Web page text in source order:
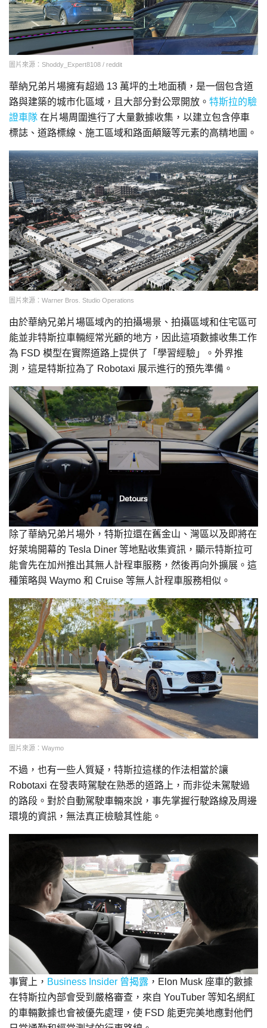
圖片來源：Shoddy_Expert8108 / reddit
華納兄弟片場擁有超過 13 萬坪的土地面積，是一個包含道
路與建築的城市化區域，且大部分對公眾開放。 特斯拉的驗
證車隊 在片場周圍進行了大量數據收集，以建立包含停車
標誌、道路標線、施工區域和路面顛簸等元素的高精地圖。
圖片來源：Warner Bros. Studio Operations
由於華納兄弟片場區域內的拍攝場景、拍攝區域和住宅區可
能並非特斯拉車輛經常光顧的地方，因此這項數據收集工作
為 FSD 模型在實際道路上提供了「學習經驗」。外界推
測，這是特斯拉為了 Robotaxi 展示進行的預先準備。
除了華納兄弟片場外，特斯拉還在舊金山、灣區以及即將在
好萊塢開幕的 Tesla Diner 等地點收集資訊，顯示特斯拉可
能會先在加州推出其無人計程車服務，然後再向外擴展。這
種策略與 Waymo 和 Cruise 等無人計程車服務相似。
圖片來源：Waymo
不過，也有一些人質疑，特斯拉這樣的作法相當於讓
Robotaxi 在發表時駕駛在熟悉的道路上，而非從未駕駛過
的路段。對於自動駕駛車輛來說，事先掌握行駛路線及周邊
環境的資訊，無法真正檢驗其性能。
事實上， Business Insider 曾揭露 ，Elon Musk 座車的數據
在特斯拉內部會受到嚴格審查，來自 YouTuber 等知名網紅
的車輛數據也會被優先處理，使 FSD 能更完美地應對他們